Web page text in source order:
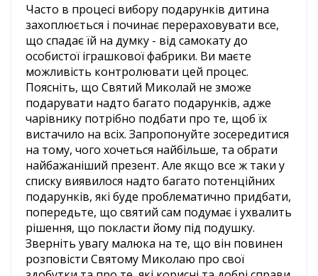
Часто в процесі вибору подарунків дитина
захоплюється і починає перераховувати все,
що спадає їй на думку - від самокату до
особистої іграшкової фабрики. Ви маєте
можливість контролювати цей процес.
Поясніть, що Святий Миколай не зможе
подарувати надто багато подарунків, адже
чарівнику потрібно подбати про те, щоб їх
вистачило на всіх. Запропонуйте зосередитися
на тому, чого хочеться найбільше, та обрати
найбажаніший презент. Але якщо все ж таки у
списку виявилося надто багато потенційних
подарунків, які буде проблематично придбати,
попередьте, що святий сам подумає і ухвалить
рішення, що покласти йому під подушку.
Зверніть увагу малюка на те, що він повинен
розповісти Святому Миколаю про свої